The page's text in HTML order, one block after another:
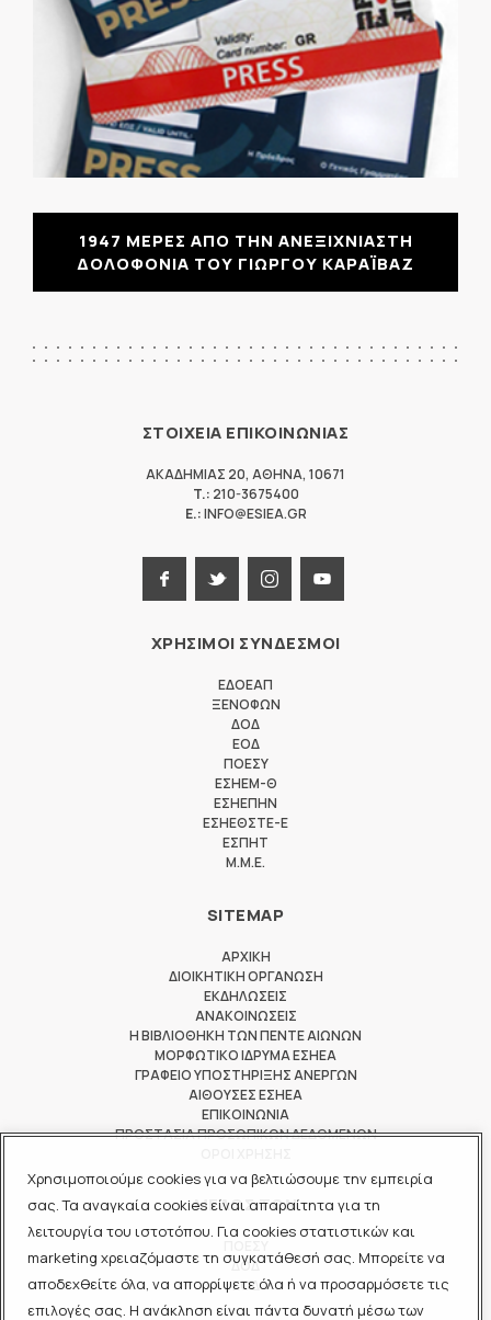
Χρησιμοποιούμε cookies για να βελτιώσουμε την εμπειρία
σας. Τα αναγκαία cookies είναι απαραίτητα για τη
λειτουργία του ιστοτόπου. Για cookies στατιστικών και
marketing χρειαζόμαστε τη συγκατάθεσή σας. Μπορείτε να
αποδεχθείτε όλα, να απορρίψετε όλα ή να προσαρμόσετε τις
επιλογές σας. Η ανάκληση είναι πάντα δυνατή μέσω των
1947 ΜΕΡΕΣ ΑΠΟ ΤΗΝ ΑΝΕΞΙΧΝΙΑΣΤΗ
ΔΟΛΟΦΟΝΙΑ ΤΟΥ ΓΙΩΡΓΟΥ ΚΑΡΑΪΒΑΖ
ΣΤΟΙΧΕΙΑ ΕΠΙΚΟΙΝΩΝΙΑΣ
ΑΚΑΔΗΜΙΑΣ 20, ΑΘΗΝΑ, 10671
T.: 210-3675400
E.:INFO@ESIEA.GR
ΧΡΗΣΙΜΟΙ ΣΥΝΔΕΣΜΟΙ
ΕΔΟΕΑΠ
ΞΕΝΟΦΩΝ
ΔΟΔ
ΕΟΔ
ΠΟΕΣΥ
ΕΣΗΕΜ-Θ
ΕΣΗΕΠΗΝ
ΕΣΗΕΘΣΤΕ-Ε
ΕΣΠΗΤ
M.M.E.
SITEMAP
ΑΡΧΙΚΗ
ΔΙΟΙΚΗΤΙΚΗ ΟΡΓΑΝΩΣΗ
ΕΚΔΗΛΩΣΕΙΣ
ΑΝΑΚΟΙΝΩΣΕΙΣ
Η ΒΙΒΛΙΟΘΗΚΗ ΤΩΝ ΠΕΝΤΕ ΑΙΩΝΩΝ
ΜΟΡΦΩΤΙΚΟ ΙΔΡΥΜΑ ΕΣΗΕΑ
ΓΡΑΦΕΙΟ ΥΠΟΣΤΗΡΙΞΗΣ ΑΝΕΡΓΩΝ
ΑΙΘΟΥΣΕΣ ΕΣΗΕΑ
ΕΠΙΚΟΙΝΩΝΙΑ
ΠΡΟΣΤΑΣΙΑ ΠΡΟΣΩΠΙΚΩΝ ΔΕΔΟΜΕΝΩΝ
ΜΕΛΟΣ ΤΩΝ
ΔΟΔ
ΕΟΔ